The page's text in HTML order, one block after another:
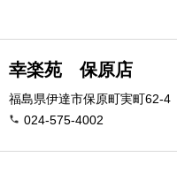
幸楽苑 保原店
福島県伊達市保原町実町62-4
024-575-4002